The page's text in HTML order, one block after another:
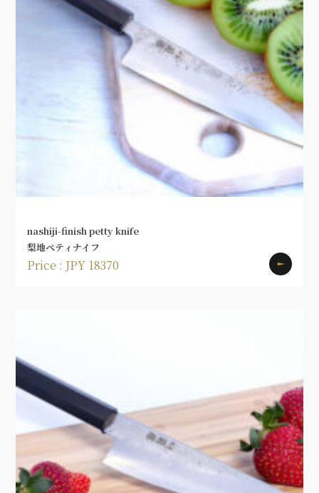
nashiji-finish petty knife
梨地ペティナイフ
Price : JPY 18370